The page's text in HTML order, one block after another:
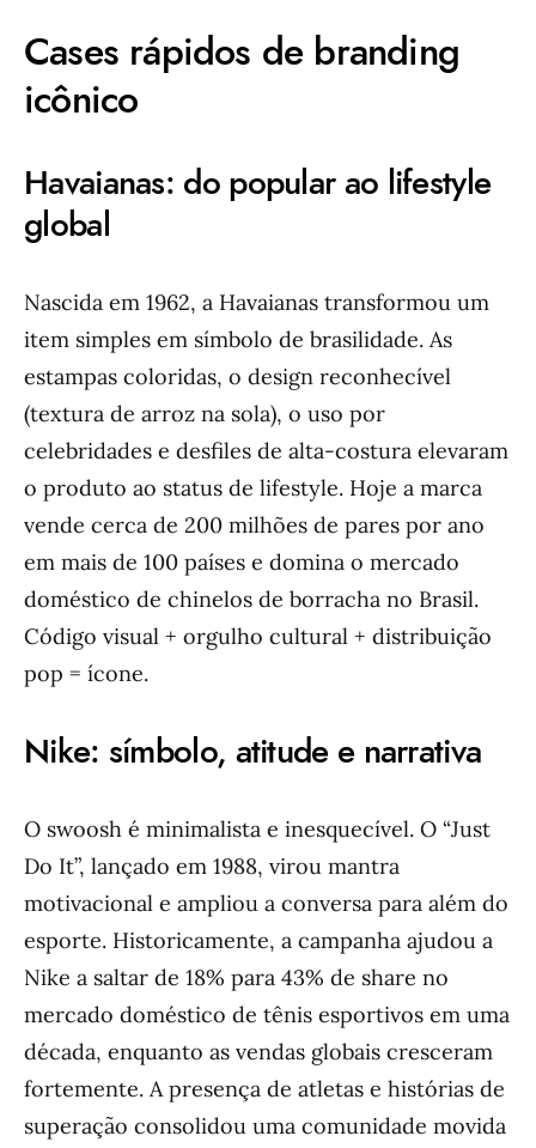
Cases rápidos de branding
icônico
Havaianas: do popular ao lifestyle
global
Nascida em 1962, a Havaianas transformou um
item simples em símbolo de brasilidade. As
estampas coloridas, o design reconhecível
(textura de arroz na sola), o uso por
celebridades e desfiles de alta-costura elevaram
o produto ao status de lifestyle. Hoje a marca
vende cerca de 200 milhões de pares por ano
em mais de 100 países e domina o mercado
doméstico de chinelos de borracha no Brasil.
Código visual + orgulho cultural + distribuição
pop = ícone.
Nike: símbolo, atitude e narrativa
O swoosh é minimalista e inesquecível. O “Just
Do It”, lançado em 1988, virou mantra
motivacional e ampliou a conversa para além do
esporte. Historicamente, a campanha ajudou a
Nike a saltar de 18% para 43% de share no
mercado doméstico de tênis esportivos em uma
década, enquanto as vendas globais cresceram
fortemente. A presença de atletas e histórias de
superação consolidou uma comunidade movida